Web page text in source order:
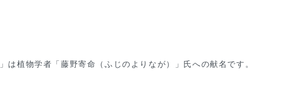
植物学者「藤野寄命（ふじのよりなが）」氏への献名です。